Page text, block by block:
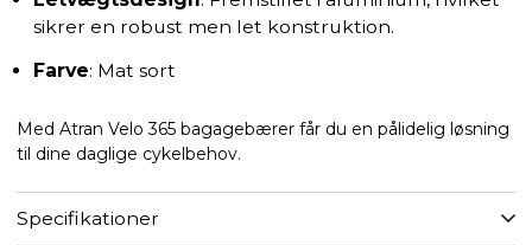
sikrer en robust men let konstruktion.
Farve: Mat sort
Med Atran Velo 365 bagagebærer får du en pålidelig løsning
til dine daglige cykelbehov.
Specifikationer